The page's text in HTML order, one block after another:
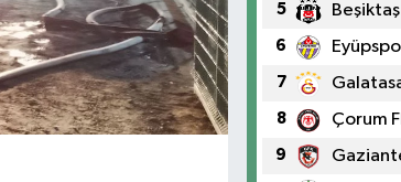
5 Beşiktaş
6
7
8 Çorum
9